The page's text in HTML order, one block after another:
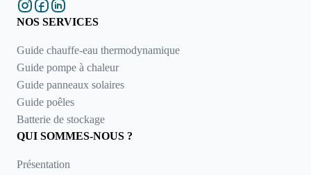
NOS SERVICES
Guide chauffe-eau thermodynamique
Guide pompe à chaleur
Guide panneaux solaires
Guide poêles
Batterie de stockage
QUI SOMMES-NOUS ?
Présentation